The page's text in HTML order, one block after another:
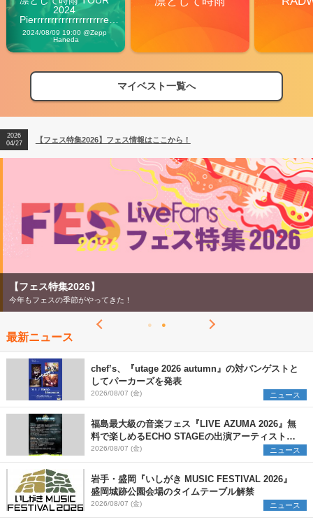
2024
Pierrrrrrrrrrrrrrrrrrrre
Vibes
2024/08/09 19:00 @Zepp
Haneda
マイベスト一覧へ
【フェス特集2026】フェス情報はここから！
【ライブ動員ランキング】2026年上半期編発表！
2026
04/27
【フェス特集2026】フェス情報はここから！
2026
【ライブ動員ランキング】2026年上半期編発表！
【フェス特集2026】
今年もフェスの季節がやってきた！
最新ニュース
chef’s、『utage 2026 autumn』の対バンゲストと
してパーカーズを発表
2026/08/07 (金) ニュース
福島最大級の音楽フェス『LIVE AZUMA 2026』無
料で楽しめるECHO STAGEの出演アーティストを
発表
2026/08/07 (金) ニュース
岩手・盛岡『いしがき MUSIC FESTIVAL 2026』
盛岡城跡公園会場のタイムテーブル解禁
2026/08/07 (金) ニュース